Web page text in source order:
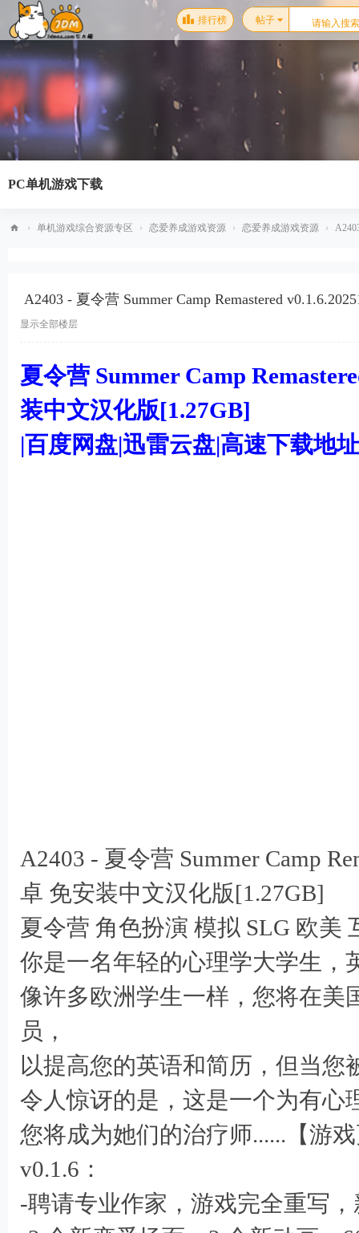
排行榜 帖子
PC单机游戏下载
› 单机游戏综合资源专区 › 恋爱养成游戏资源 › 恋爱养成游戏资源 ›
A2403 - 夏令营 Summer Camp Remastered
显示全部楼层
夏令营 Summer Camp
装中文汉化版[1.27GB]
|百度网盘|迅雷云盘|高速下载地址
A2403 - 夏令营 Summer Camp
卓 免安装中文汉化版[1.27GB]
夏令营 角色扮演 模拟 SLG 欧美
你是一名年轻的心理学大学生，
像许多欧洲学生一样，您将在美
员，
以提高您的英语和简历，但当您
令人惊讶的是，这是一个为有心
您将成为她们的治疗师......【游
v0.1.6：
-聘请专业作家，游戏完全重写